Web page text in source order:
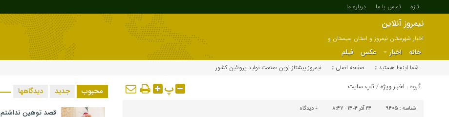
تازه تماس با ما درباره ما
نیمروز آنلاین
اخبار شهرستان نیمروز و استان سیستان و
بلوچستان
خانه اخبار عکس فیلم
شما اینجا هستید »
صفحه اصلی » نیمروز پیشتاز نوین صنعت تولید پروتئین کشور
گروه : اخبار ویژه/تاپ سایت پ
شناسه : 9405 ۲۴ آذر ۱۴۰۴ - ۸:۴۷ ۰ دیدگاه
محبوب جدید دیدگاهها
قصد توهین